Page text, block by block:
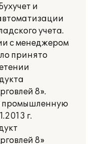
и
учета.
с менеджером
принято
8».
промышленную
г.
8»